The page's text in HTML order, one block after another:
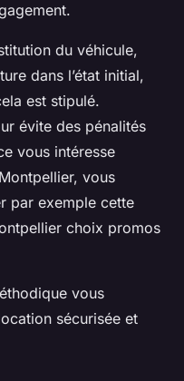
du véhicule,
dans l’état initial,
est stipulé.
évite des pénalités
vous intéresse
vous
par exemple cette
choix promos
vous
sécurisée et